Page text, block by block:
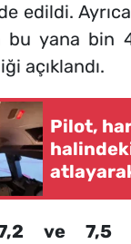
edildi.
bu yana bin
açıklandı.
Pilot,
ve 7,5